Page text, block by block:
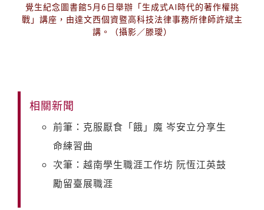
覺生紀念圖書館5月6日舉辦「生成式AI時代的著作權挑
戰」講座，由達文西個資暨高科技法律事務所律師許斌主
講。（攝影／滕璦）
相關新聞
前筆：克服厭食「餓」魔 岑安立分享生
命練習曲
次筆：越南學生職涯工作坊 阮恆江英鼓
勵留臺展職涯